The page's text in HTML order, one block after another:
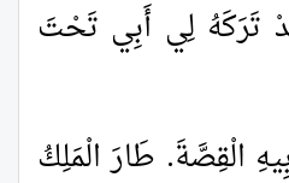
تَرَكَهُ لِي أَبِي تَحْتَ
الْقِصَّةَ. طَارَ الْمَلِكُ